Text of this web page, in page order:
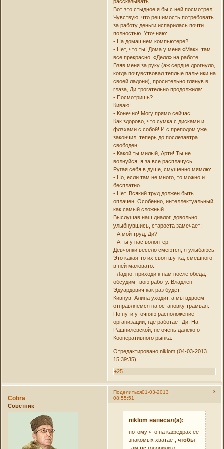
Вот это стыдное я бы с ней посмотрел!
Чувствую, что решимость потребовать
за работу деньги испарилась почти
полностью. Уточняю:
- На домашнем компьютере?
- Нет, что ты! Дома у меня «Мак», там
все прекрасно. «Делл» на работе.
Взяв меня за руку (аж сердце дрогнуло,
когда почувствовал теплые пальчики на
своей ладони), просительно глянув в
глаза, Ди трогательно продолжила:
- Посмотришь?..
Киваю:
- Конечно! Могу прямо сейчас.
Как здорово, что сумка с дисками и
флэхами с собой! И с преподом уже
закончил, теперь до послезавтра
свободен.
- Какой ты милый, Арти! Ты не
волнуйся, я за все расплачусь.
Ругая себя в душе, смущенно мямлю:
- Но, если там не много, то можно и
бесплатно...
- Нет. Всякий труд должен быть
оплачен. Особенно, интеллектуальный,
как самый сложный.
Выслушав наш диалог, довольно
улыбнувшись, староста замечает:
- А мой труд, Ди?
- А ты у нас волонтер.
Девчонки весело смеются, я улыбаюсь.
Это какая-то их своя шутка, смешного
в ней маловато.
- Ладно, приходи к нам после обеда,
обсудим твою работу. Владлен
Эдуардович как раз будет.
Кивнув, Алина уходит, а мы вдвоем
отправляемся на остановку трамвая.
По пути уточняю расположение
организации, где работает Ди. На
Рашпилевской, не очень далеко от
Кооперативного рынка.
Отредактировано niklom (04-03-2013
15:39:35)
+25
Поделиться 3
01-03-2013
08:55:51
Cobra
Советник
niklom написал(а):
потому что на кафедрах ее
знакомых хватает,чтобы